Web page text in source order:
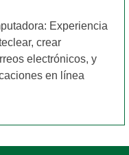
Experiencia
crear
electrónicos, y
en línea